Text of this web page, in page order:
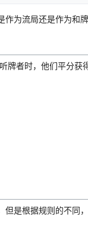
为流局还是作为和
牌者时，他们平分
是根据规则的不同